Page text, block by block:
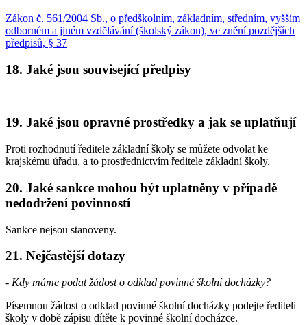
Zákon č. 561/2004 Sb., o předškolním, základním, středním, vyšším
odborném a jiném vzdělávání (školský zákon), ve znění pozdějších
předpisů, § 37
18. Jaké jsou související předpisy
19. Jaké jsou opravné prostředky a jak se uplatňují
Proti rozhodnutí ředitele základní školy se můžete odvolat ke
krajskému úřadu, a to prostřednictvím ředitele základní školy.
20. Jaké sankce mohou být uplatněny v případě
nedodržení povinností
Sankce nejsou stanoveny.
21. Nejčastější dotazy
- Kdy máme podat žádost o odklad povinné školní docházky?
Písemnou žádost o odklad povinné školní docházky podejte řediteli
školy v době zápisu dítěte k povinné školní docházce.